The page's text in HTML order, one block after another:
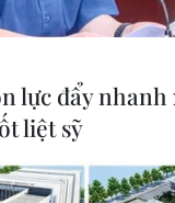
lực đẩy nhanh
liệt sỹ